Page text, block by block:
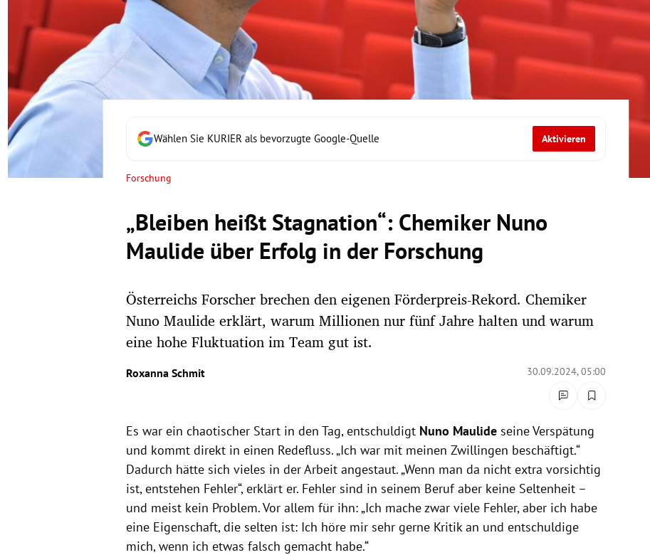
Untermenü
Untermenü
Untermenü
Untermenü Wählen Sie KURIER als bevorzugte Google-Quelle Aktivieren
Forschung
„Bleiben heißt Stagnation“: Chemiker Nuno
Maulide über Erfolg in der Forschung
Österreichs Forscher brechen den eigenen Förderpreis-Rekord. Chemiker
Nuno Maulide erklärt, warum Millionen nur fünf Jahre halten und warum
eine hohe Fluktuation im Team gut ist.
Roxanna Schmit 30.09.2024, 05:00
Es war ein chaotischer Start in den Tag, entschuldigt Nuno Maulide seine Verspätung
und kommt direkt in einen Redefluss. „Ich war mit meinen Zwillingen beschäftigt.“
Dadurch hätte sich vieles in der Arbeit angestaut. „Wenn man da nicht extra vorsichtig
ist, entstehen Fehler“, erklärt er. Fehler sind in seinem Beruf aber keine Seltenheit –
und meist kein Problem. Vor allem für ihn: „Ich mache zwar viele Fehler, aber ich habe
eine Eigenschaft, die selten ist: Ich höre mir sehr gerne Kritik an und entschuldige
mich, wenn ich etwas falsch gemacht habe.“